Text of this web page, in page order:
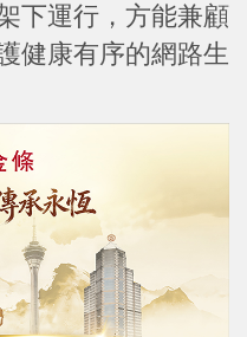
下運行，方能兼顧
健康有序的網路生